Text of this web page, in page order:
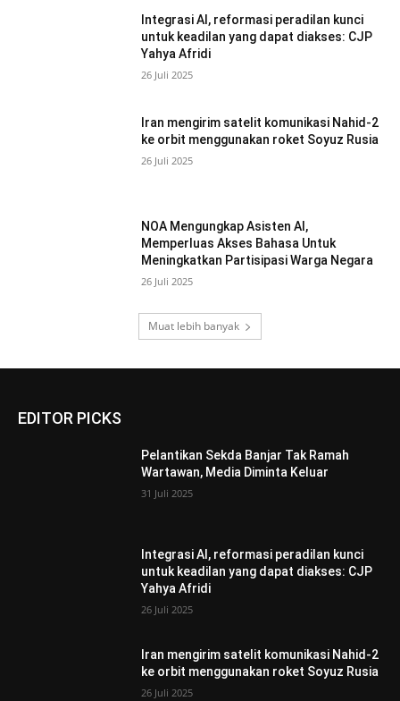
Integrasi AI, reformasi peradilan kunci
untuk keadilan yang dapat diakses: CJP
Yahya Afridi
26 Juli 2025
Iran mengirim satelit komunikasi Nahid-2
ke orbit menggunakan roket Soyuz Rusia
26 Juli 2025
NOA Mengungkap Asisten AI,
Memperluas Akses Bahasa Untuk
Meningkatkan Partisipasi Warga Negara
26 Juli 2025
Muat lebih banyak
EDITOR PICKS
Pelantikan Sekda Banjar Tak Ramah
Wartawan, Media Diminta Keluar
31 Juli 2025
Integrasi AI, reformasi peradilan kunci
untuk keadilan yang dapat diakses: CJP
Yahya Afridi
26 Juli 2025
Iran mengirim satelit komunikasi Nahid-2
ke orbit menggunakan roket Soyuz Rusia
26 Juli 2025